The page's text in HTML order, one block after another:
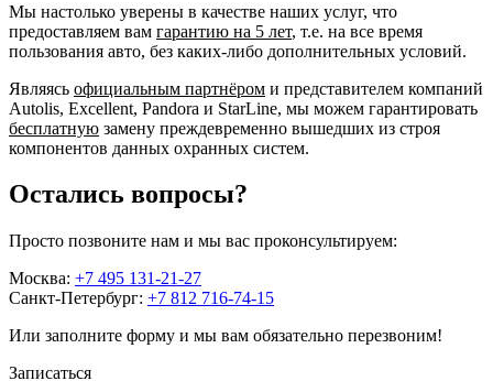
Мы настолько уверены в качестве наших услуг, что
предоставляем вам гарантию на 5 лет, т.е. на все время
пользования авто, без каких-либо дополнительных условий.
Являясь официальным партнёром и представителем компаний
Autolis, Excellent, Pandora и StarLine, мы можем гарантировать
бесплатную замену преждевременно вышедших из строя
компонентов данных охранных систем.
Остались вопросы?
Просто позвоните нам и мы вас проконсультируем:
Москва: +7 495 131-21-27
Санкт-Петербург: +7 812 716-74-15
Или заполните форму и мы вам обязательно перезвоним!
Записаться